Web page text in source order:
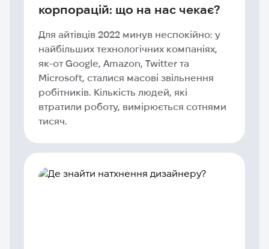
корпорацій: що на нас чекає?
Для айтівців 2022 минув неспокійно: у
найбільших технологічних компаніях,
як-от Google, Amazon, Twitter та
Microsoft, сталися масові звільнення
робітників. Кількість людей, які
втратили роботу, вимірюється сотнями
тисяч.